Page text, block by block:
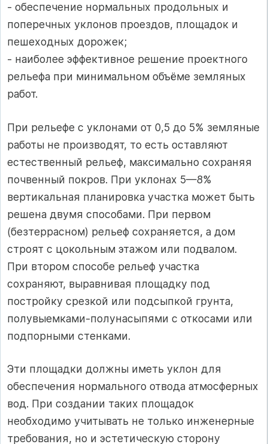
- обеспечение нормальных продольных и
поперечных уклонов проездов, площадок и
пешеходных дорожек;
- наиболее эффективное решение проектного
рельефа при минимальном объёме земляных
работ.
При рельефе с уклонами от 0,5 до 5% земляные
работы не производят, то есть оставляют
естественный рельеф, максимально сохраняя
почвенный покров. При уклонах 5—8%
вертикальная планировка участка может быть
решена двумя способами. При первом
(безтеррасном) рельеф сохраняется, а дом
строят с цокольным этажом или подвалом.
При втором способе рельеф участка
сохраняют, выравнивая площадку под
постройку срезкой или подсыпкой грунта,
полувыемками-полунасыпями с откосами или
подпорными стенками.
Эти площадки должны иметь уклон для
обеспечения нормального отвода атмосферных
вод. При создании таких площадок
необходимо учитывать не только инженерные
требования, но и эстетическую сторону